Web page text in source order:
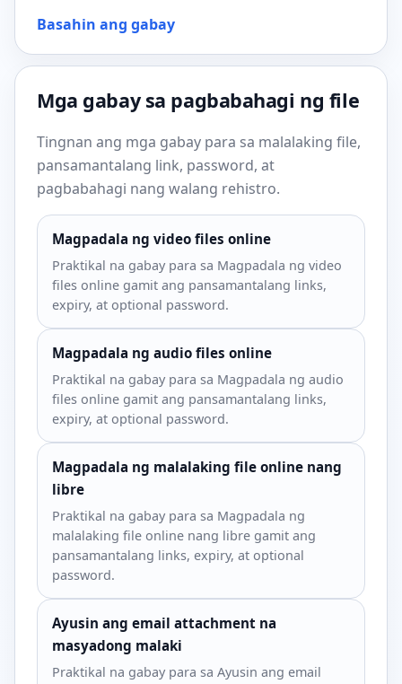
Basahin ang gabay
Mga gabay sa pagbabahagi ng file
Tingnan ang mga gabay para sa malalaking file,
pansamantalang link, password, at
pagbabahagi nang walang rehistro.
Magpadala ng video files online
Praktikal na gabay para sa Magpadala ng video
files online gamit ang pansamantalang links,
expiry, at optional password.
Magpadala ng audio files online
Praktikal na gabay para sa Magpadala ng audio
files online gamit ang pansamantalang links,
expiry, at optional password.
Magpadala ng malalaking file online nang
libre
Praktikal na gabay para sa Magpadala ng
malalaking file online nang libre gamit ang
pansamantalang links, expiry, at optional
password.
Ayusin ang email attachment na
masyadong malaki
Praktikal na gabay para sa Ayusin ang email